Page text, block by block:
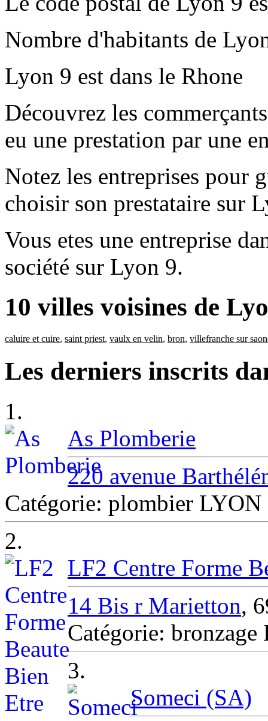
Nombre d'habitants de
Lyon 9 est dans le Rhone
Découvrez les
eu une prestation par une
Notez les entreprises pour
choisir son prestataire sur
Vous etes une entreprise
société sur Lyon 9.
10 villes voisines de
caluire et cuire, saint priest, vaulx en velin, bron, villefranche sur
Les derniers inscrits
1.
As Plomberie
220 avenue
Catégorie: plombier LYON
2.
LF2 Centre Forme
14 Bis r Marietton,
Catégorie: bronzage
3.
Someci (SA)